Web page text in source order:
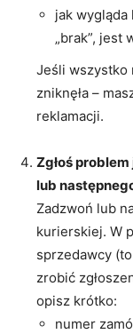
jak
„brak”, jest
Jeśli wszystko
zniknęła –
reklamacji.
Zgłoś
lub
Zadzwoń lub
kurierskiej. W
sprzedawcy
zrobić
opisz krótko:
numer